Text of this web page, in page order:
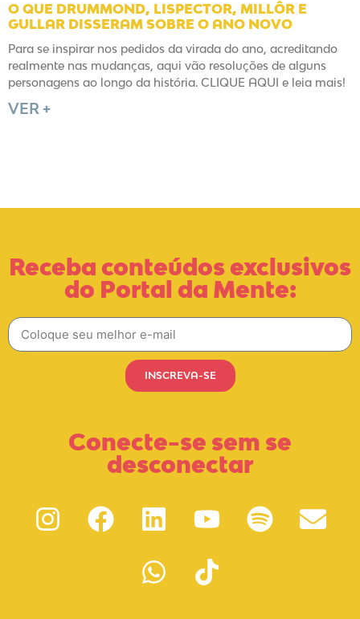
O QUE DRUMMOND, LISPECTOR, MILLÔR E
GULLAR DISSERAM SOBRE O ANO NOVO
Para se inspirar nos pedidos da virada do ano, acreditando
realmente nas mudanças, aqui vão resoluções de alguns
personagens ao longo da história. CLIQUE AQUI e leia mais!
VER +
Receba conteúdos exclusivos
do Portal da Mente:
INSCREVA-SE
Conecte-se sem se
desconectar